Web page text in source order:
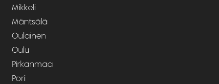
Mikkeli
Mäntsälä
Oulainen
Oulu
Pirkanmaa
Pori